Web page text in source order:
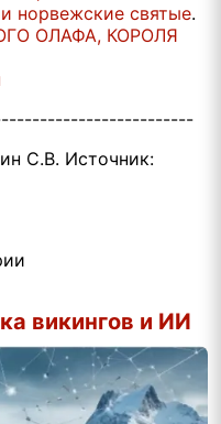
норвежские святые.
ОЛАФА, КОРОЛЯ
С.В. Источник:
викингов и ИИ